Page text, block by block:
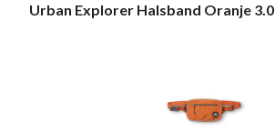
Urban Explorer Halsband Oranje 3.0